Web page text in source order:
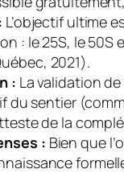
L’objectif ultime
: le 25S, le
2021).
: La validation
du sentier
de la
: Bien que